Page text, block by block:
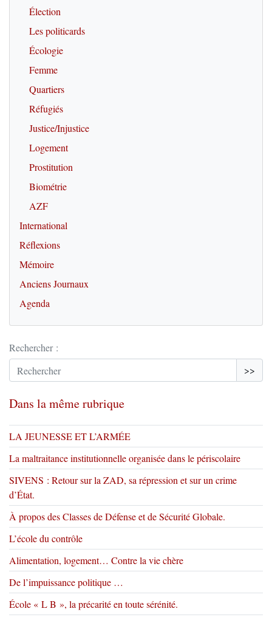
Élection
Les politicards
Écologie
Femme
Quartiers
Réfugiés
Justice/Injustice
Logement
Prostitution
Biométrie
AZF
International
Réflexions
Mémoire
Anciens Journaux
Agenda
Rechercher :
>>
Dans la même rubrique
LA JEUNESSE ET L’ARMÉE
La maltraitance institutionnelle organisée dans le périscolaire
SIVENS : Retour sur la ZAD, sa répression et sur un crime
d’État.
À propos des Classes de Défense et de Sécurité Globale.
L’école du contrôle
Alimentation, logement… Contre la vie chère
De l’impuissance politique …
École « L B », la précarité en toute sérénité.